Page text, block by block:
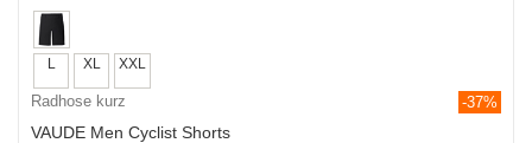
L XL XXL
Radhose kurz -37%
VAUDE Men Cyclist Shorts